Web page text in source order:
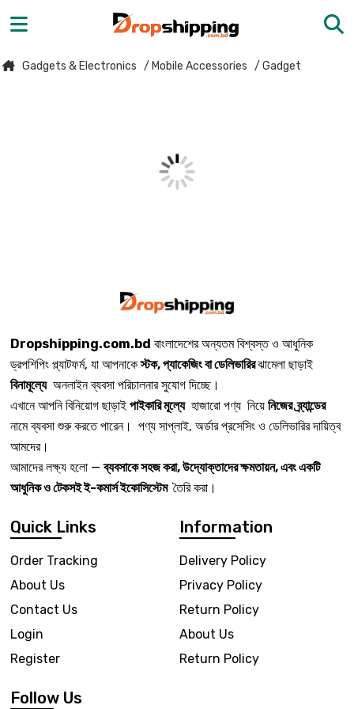
Gadgets & Electronics / Mobile Accessories / Gadget
Dropshipping.com.bd বাংলাদেশের অন্যতম বিশ্বস্ত ও আধুনিক
ড্রপশিপিং প্ল্যাটফর্ম, যা আপনাকেস্টক, প্যাকেজিং বা ডেলিভারিরঝামেলা ছাড়াই
বিনামূল্যেঅনলাইন ব্যবসা পরিচালনার সুযোগ দিচ্ছে।
এখানে আপনি বিনিয়োগ ছাড়াই পাইকারি মূল্যেহাজারো পণ্য নিয়ে নিজের ব্র্যান্ডের
নামে ব্যবসা শুরু করতে পারেন। পণ্য সাপ্লাই, অর্ডার প্রসেসিং ও ডেলিভারির দায়িত্ব
আমদের।
আমাদের লক্ষ্য হলো —ব্যবসাকে সহজ করা, উদ্যোক্তাদের ক্ষমতায়ন, এবং একটি
আধুনিক ও টেকসই ই-কমার্স ইকোসিস্টেম তৈরি করা।
Quick Links
Order Tracking
About Us
Contact Us
Login
Register
Information
Delivery Policy
Privacy Policy
Return Policy
About Us
Return Policy
Follow Us